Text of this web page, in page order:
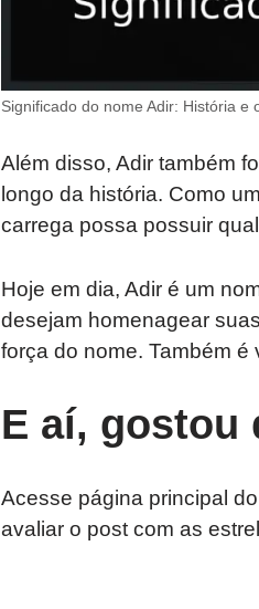
Significado do nome Adir: História e
Além disso, Adir também
longo da história. Como
carrega possa possuir
Hoje em dia, Adir é um
desejam homenagear
força do nome. Também
E aí, gostou
Acesse página principal
avaliar o post com as